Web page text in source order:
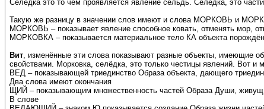
Селёдка это то чем проявляется явление сельдь. Селёдка, это
Такую же разницу в значении слов имеют и слова МОРКОВЬ и
МОРКОВЬ – показывает явление способное ковать, отменять мор,
МОРКОВКА – показывается материальное тело КА объекта
Вит, изменённые эти слова показывают разные объекты, имеющие
свойствами. Морковка, селёдка, это только честицы явлений.
ВЕД – показывающей триединство Образа объекта, дающего
Два слова имеют окончания
ЩИЙ – показывающим множественность частей Образа Души,
В слове